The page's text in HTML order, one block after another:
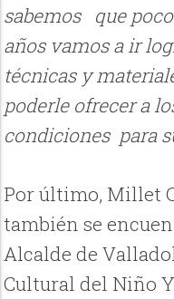
sabemos que
años vamos a ir
técnicas y
poderle ofrecer a
condiciones para
Por último, Millet
también se
Alcalde de
Cultural del Niño